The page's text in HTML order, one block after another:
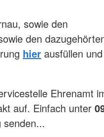
sowie den
den
hier ausfüllen
Ehrenamt
auf. Einfach unter
senden...